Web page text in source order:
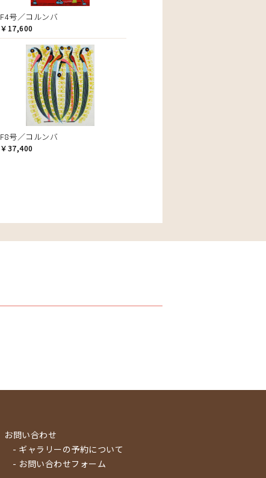
F4号／コルンバ
￥17,600
F8号／コルンバ
￥37,400
お問い合わせ
- ギャラリーの予約について
- お問い合わせフォーム